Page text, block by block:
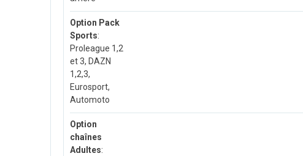
Option Pack
Sports:
Proleague 1,2
et 3, DAZN
1,2,3,
Eurosport,
Automoto
Option
chaînes
Adultes: